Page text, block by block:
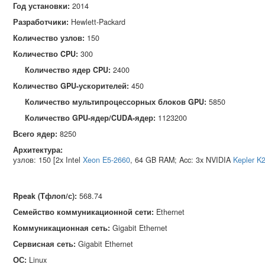
Год установки: 2014
Разработчики: Hewlett‑Packard
Количество узлов: 150
Количество CPU: 300
Количество ядер CPU: 2400
Количество GPU-ускорителей: 450
Количество мультипроцессорных блоков GPU: 5850
Количество GPU-ядер/CUDA-ядер: 1123200
Всего ядер: 8250
Архитектура:
узлов: 150 [2x Intel Xeon E5-2660, 64 GB RAM; Acc: 3x NVIDIA Kepler
Rpeak (Тфлоп/с): 568.74
Семейство коммуникационной сети: Ethernet
Коммуникационная сеть: Gigabit Ethernet
Сервисная сеть: Gigabit Ethernet
ОС: Linux